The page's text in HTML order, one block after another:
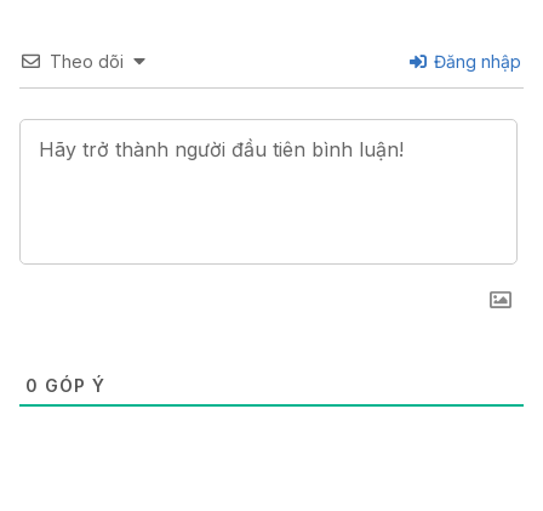
Theo dõi Đăng nhập
0 GÓP Ý